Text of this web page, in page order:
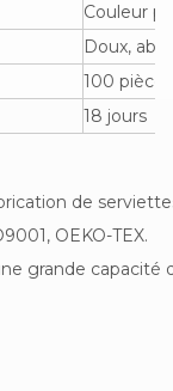
Couleur
Doux,
100 pièces
18 jours
de
OEKO-TEX.
grande capacité